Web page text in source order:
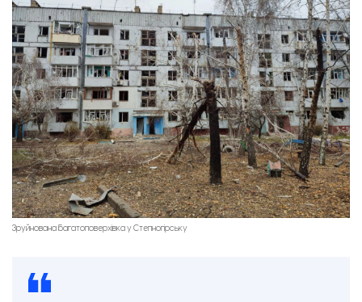
Зруйнована багатоповерхівка у Степногірську